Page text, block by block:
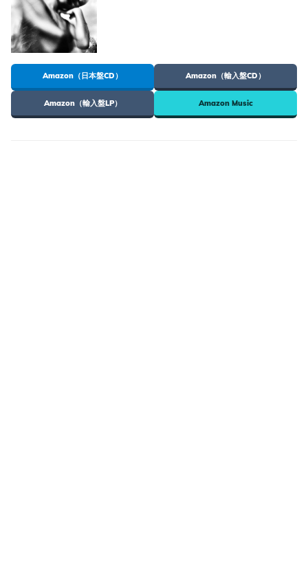
Amazon（日本盤CD） Amazon（輸入盤CD）
Amazon（輸入盤LP） Amazon Music